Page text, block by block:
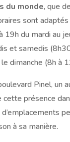
du monde, que
sont
19h du mardi au
et samedis
dimanche (8h à
Pinel, un
cette présence
à sa manière.